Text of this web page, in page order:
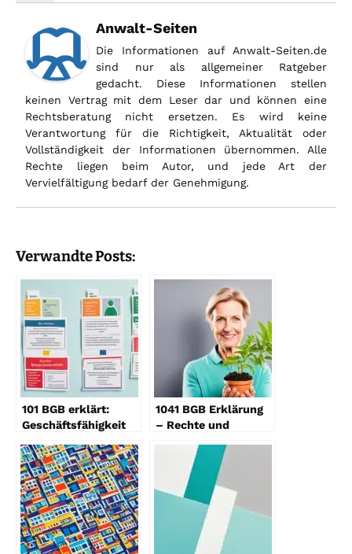
Anwalt-Seiten
Die Informationen auf Anwalt-Seiten.de
sind nur als allgemeiner Ratgeber
gedacht. Diese Informationen stellen
keinen Vertrag mit dem Leser dar und können eine
Rechtsberatung nicht ersetzen. Es wird keine
Verantwortung für die Richtigkeit, Aktualität oder
Vollständigkeit der Informationen übernommen. Alle
Rechte liegen beim Autor, und jede Art der
Vervielfältigung bedarf der Genehmigung.
Verwandte Posts:
101 BGB erklärt:
Geschäftsfähigkeit
1041 BGB Erklärung
– Rechte und